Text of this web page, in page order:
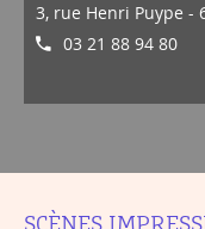
3, rue Henri Puype -
03 21 88 94 80